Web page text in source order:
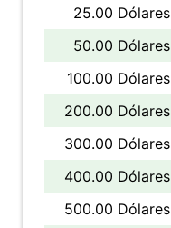
25.00 Dólares
50.00 Dólares
100.00 Dólares
200.00 Dólares
300.00 Dólares
400.00 Dólares
500.00 Dólares